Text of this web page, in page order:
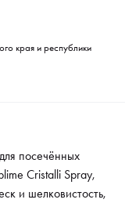
края и республики
посечённых
Cristalli Spray,
и шелковистость,